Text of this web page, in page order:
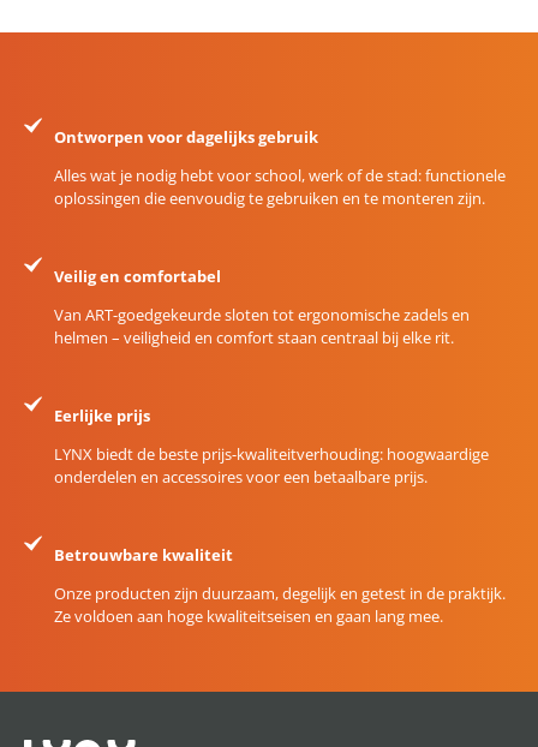
Ontworpen voor dagelijks gebruik
Alles wat je nodig hebt voor school, werk of de stad: functionele
oplossingen die eenvoudig te gebruiken en te monteren zijn.
Veilig en comfortabel
Van ART-goedgekeurde sloten tot ergonomische zadels en
helmen – veiligheid en comfort staan centraal bij elke rit.
Eerlijke prijs
LYNX biedt de beste prijs-kwaliteitverhouding: hoogwaardige
onderdelen en accessoires voor een betaalbare prijs.
Betrouwbare kwaliteit
Onze producten zijn duurzaam, degelijk en getest in de praktijk.
Ze voldoen aan hoge kwaliteitseisen en gaan lang mee.